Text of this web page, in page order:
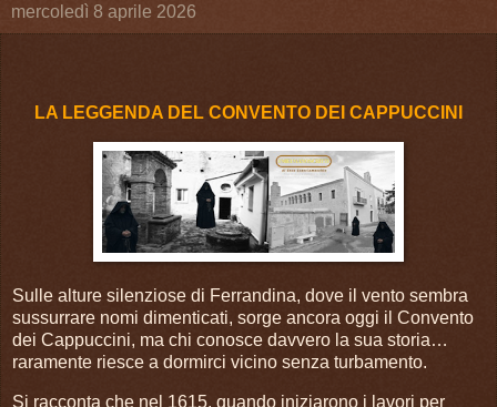
mercoledì 8 aprile 2026
LA LEGGENDA DEL CONVENTO DEI CAPPUCCINI
Sulle alture silenziose di Ferrandina, dove il vento sembra
sussurrare nomi dimenticati, sorge ancora oggi il Convento
dei Cappuccini, ma chi conosce davvero la sua storia…
raramente riesce a dormirci vicino senza turbamento.
Si racconta che nel 1615, quando iniziarono i lavori per